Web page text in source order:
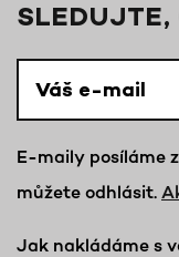
SLEDUJTE,
E-maily posíláme
můžete odhlásit.
Jak nakládáme s